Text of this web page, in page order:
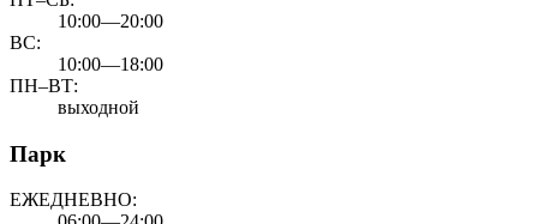
10:00—20:00
ВС:
10:00—18:00
ПН–ВТ:
выходной
Парк
ЕЖЕДНЕВНО: